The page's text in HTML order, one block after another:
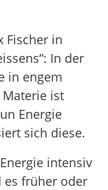
Fischer in
In der
in engem
ist
Energie
sich diese.
intensiv
es früher oder